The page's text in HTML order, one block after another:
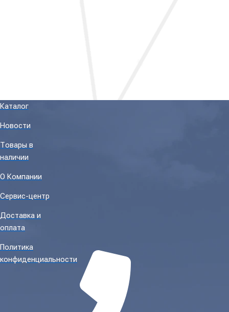
Каталог
Новости
Товары в
наличии
О Компании
Сервис-центр
Доставка и
оплата
Политика
конфиденциальности